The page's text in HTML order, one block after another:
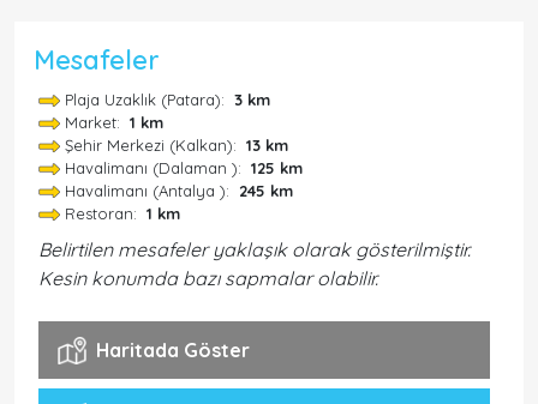
Mesafeler
Plaja Uzaklık (Patara): 3 km
Market: 1 km
Şehir Merkezi (Kalkan): 13 km
Havalimanı (Dalaman ): 125 km
Havalimanı (Antalya ): 245 km
Restoran: 1 km
Belirtilen mesafeler yaklaşık olarak gösterilmiştir.
Kesin konumda bazı sapmalar olabilir.
Haritada Göster